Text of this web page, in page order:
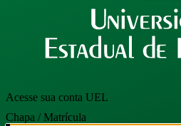
Acesse sua conta UEL
Chapa / Matrícula